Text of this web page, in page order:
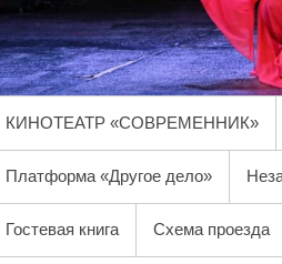
ОСНОВНОЕ МЕНЮ
КИНОТЕАТР «СОВРЕМЕННИК»
Платформа «Другое дело»
Гостевая книга Схема проезда